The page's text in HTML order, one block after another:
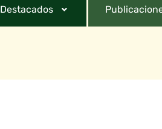
Destacados